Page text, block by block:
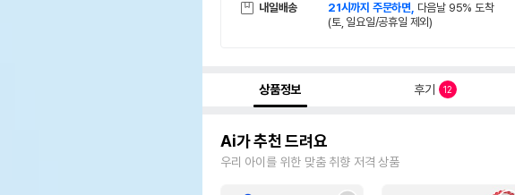
내일배송 21시까지 주문하면, 다음날 95% 도착
(토, 일요일/공휴일 제외)
상품정보 후기 12
Ai가 추천 드려요
우리 아이를 위한 맞춤 취향 저격 상품